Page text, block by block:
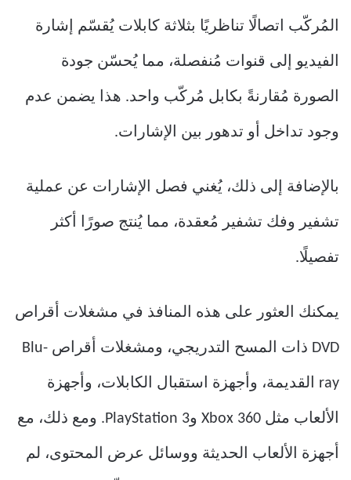
المُركّب اتصالًا تناظريًا بثلاثة كابلات يُقسّم إشارة
الفيديو إلى قنوات مُنفصلة، ​​مما يُحسّن جودة
الصورة مُقارنةً بكابل مُركّب واحد. هذا يضمن عدم
وجود تداخل أو تدهور بين الإشارات.
بالإضافة إلى ذلك، يُغني فصل الإشارات عن عملية
تشفير وفك تشفير مُعقدة، مما يُنتج صورًا أكثر
تفصيلًا.
يمكنك العثور على هذه المنافذ في مشغلات أقراص
DVD ذات المسح التدريجي، ومشغلات أقراص Blu-
ray القديمة، وأجهزة استقبال الكابلات، وأجهزة
الألعاب مثل Xbox 360 وPlayStation 3. ومع ذلك، مع
أجهزة الألعاب الحديثة ووسائل عرض المحتوى، لم